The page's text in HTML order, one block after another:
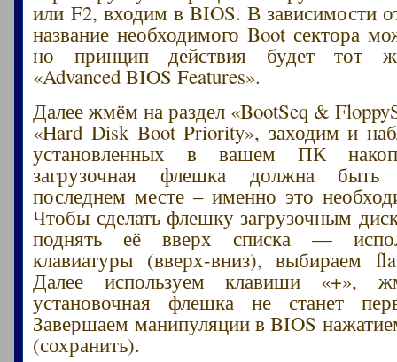
или F2, входим в BIOS. В зависимости
название необходимого Boot сектора
но принцип действия будет тот
«Advanced BIOS Features».
Далее жмём на раздел «BootSeq &
«Hard Disk Boot Priority», заходим и
установленных в вашем ПК
загрузочная флешка должна
последнем месте – именно это
Чтобы сделать флешку загрузочным
поднять её вверх списка —
клавиатуры (вверх-вниз), выбираем
Далее используем клавиши
установочная флешка не станет
Завершаем манипуляции в BIOS
(сохранить).